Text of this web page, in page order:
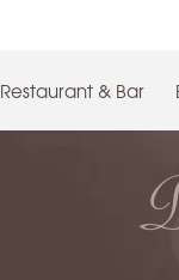
Restaurant & Bar